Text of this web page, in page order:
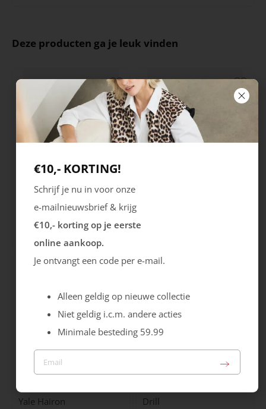
Deze producten ga je leuk vinden
Rieker
Yale Hairon Drill
€10,- KORTING!
Schrijf je nu in voor onze
e-mailnieuwsbrief & krijg
€10,- korting op je eerste
online aankoop.
Je ontvangt een code per e-mail.
Alleen geldig op nieuwe collectie
Niet geldig i.c.m. andere acties
Minimale besteding 59.99